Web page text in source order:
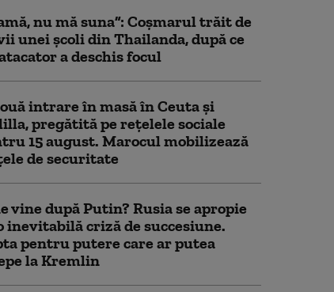
nu mă suna”: Coșmarul trăit de
unei școli din Thailanda, după ce
a deschis focul
intrare în masă în Ceuta și
pregătită pe rețelele sociale
15 august. Marocul mobilizează
de securitate
vine după Putin? Rusia se apropie
inevitabilă criză de succesiune.
pentru putere care ar putea
la Kremlin